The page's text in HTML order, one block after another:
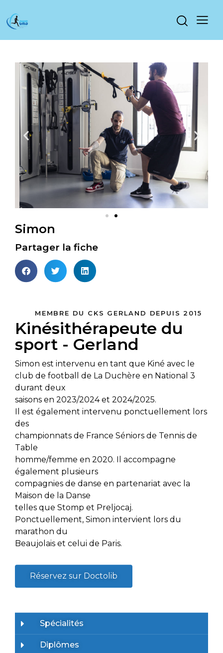
Simon
Partager la fiche
MEMBRE DU CKS GERLAND DEPUIS 2015
Kinésithérapeute du
sport - Gerland
Simon est intervenu en tant que Kiné avec le
club de football de La Duchère en National 3
durant deux
saisons en 2023/2024 et 2024/2025.
Il est également intervenu ponctuellement lors
des
championnats de France Séniors de Tennis de
Table
homme/femme en 2020. Il accompagne
également plusieurs
compagnies de danse en partenariat avec la
Maison de la Danse
telles que Stomp et Preljocaj.
Ponctuellement, Simon intervient lors du
marathon du
Beaujolais et celui de Paris.
Réservez sur Doctolib
Spécialités
Diplômes